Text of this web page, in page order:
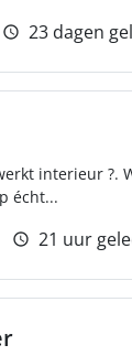
23 dagen
interieur ?.
écht...
21 uur